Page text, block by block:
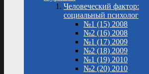
Человеческий фактор:
социальный психолог
№1 (15) 2008
№2 (16) 2008
№1 (17) 2009
№2 (18) 2009
№1 (19) 2010
№2 (20) 2010